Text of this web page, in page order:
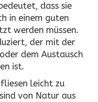
dass sie
in einem guten
werden müssen.
der mit der
dem Austausch
ist.
leicht zu
von Natur aus